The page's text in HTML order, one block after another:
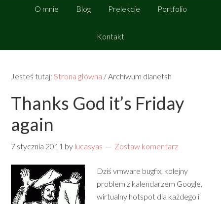
O mnie Blog Prelekcje Portfolio
Kontakt
Jesteś tutaj:Strona główna /Archiwum dlanetsh
Thanks God it’s Friday
again
7 stycznia 2011 by lucasyas Zostaw komentarz
Dziś vmware bugfix, kolejny
problem z kalendarzem Google,
wirtualny hotspot dla każdego i